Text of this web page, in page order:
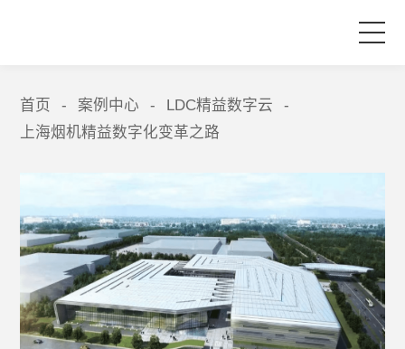
案例中心
关于爱波瑞
首页 - 案例中心 - LDC精益数字云
-
上海烟机精益数字化变革之路